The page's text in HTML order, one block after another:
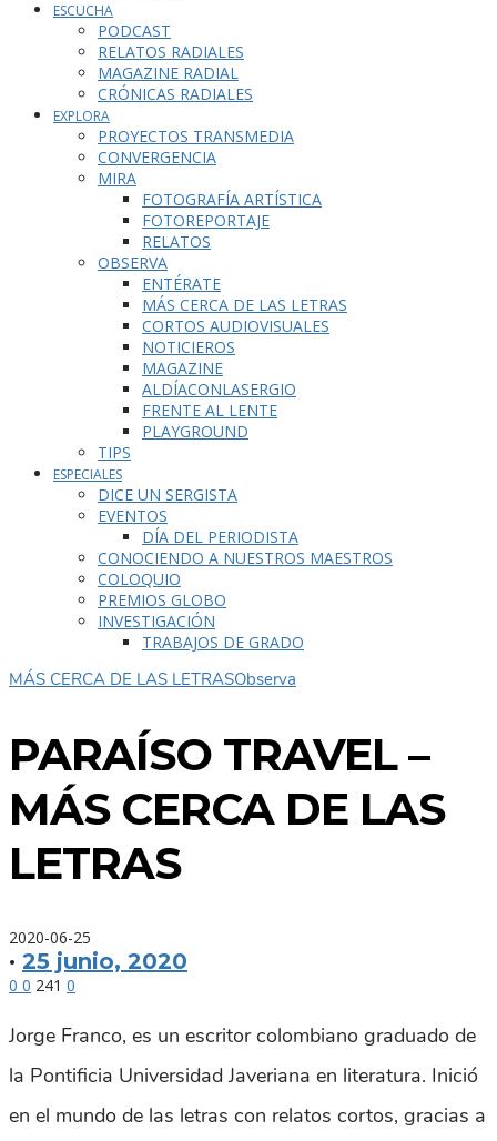
ESCUCHA
PODCAST
RELATOS RADIALES
MAGAZINE RADIAL
CRÓNICAS RADIALES
EXPLORA
PROYECTOS TRANSMEDIA
CONVERGENCIA
MIRA
FOTOGRAFÍA ARTÍSTICA
FOTOREPORTAJE
RELATOS
OBSERVA
ENTÉRATE
MÁS CERCA DE LAS LETRAS
CORTOS AUDIOVISUALES
NOTICIEROS
MAGAZINE
ALDÍACONLASERGIO
FRENTE AL LENTE
PLAYGROUND
TIPS
ESPECIALES
DICE UN SERGISTA
EVENTOS
DÍA DEL PERIODISTA
CONOCIENDO A NUESTROS MAESTROS
COLOQUIO
PREMIOS GLOBO
INVESTIGACIÓN
TRABAJOS DE GRADO
MÁS CERCA DE LAS LETRASObserva
PARAÍSO TRAVEL –
MÁS CERCA DE LAS
LETRAS
2020-06-25
· 25 junio, 2020
0 0 241 0
Jorge Franco, es un escritor colombiano graduado de
la Pontificia Universidad Javeriana en literatura. Inició
en el mundo de las letras con relatos cortos, gracias a